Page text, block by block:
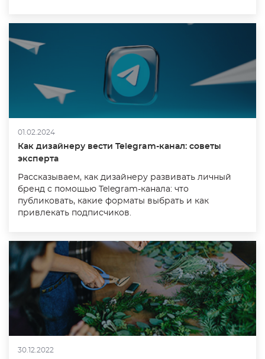
01.02.2024
Как дизайнеру вести Telegram-канал: советы
эксперта
Рассказываем, как дизайнеру развивать личный
бренд с помощью Telegram-канала: что
публиковать, какие форматы выбрать и как
привлекать подписчиков.
30.12.2022